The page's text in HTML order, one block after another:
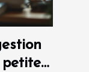
petite